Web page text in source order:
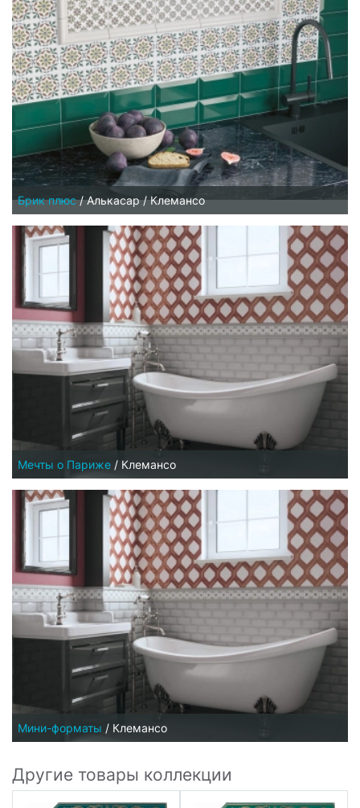
Брик плюс / Алькасар / Клемансо
Мечты о Париже / Клемансо
Мини-форматы / Клемансо
Другие товары коллекции